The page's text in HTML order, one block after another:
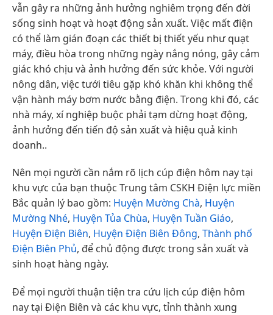
vẫn gây ra những ảnh hưởng nghiêm trọng đến đời
sống sinh hoạt và hoạt động sản xuất. Việc mất điện
có thể làm gián đoạn các thiết bị thiết yếu như quạt
máy, điều hòa trong những ngày nắng nóng, gây cảm
giác khó chịu và ảnh hưởng đến sức khỏe. Với người
nông dân, việc tưới tiêu gặp khó khăn khi không thể
vận hành máy bơm nước bằng điện. Trong khi đó, các
nhà máy, xí nghiệp buộc phải tạm dừng hoạt động,
ảnh hưởng đến tiến độ sản xuất và hiệu quả kinh
doanh..
Nên mọi người cần nắm rõ lịch cúp điện hôm nay tại
khu vực của bạn thuộc Trung tâm CSKH Điện lực miền
Bắc quản lý bao gồm: Huyện Mường Chà, Huyện
Mường Nhé, Huyện Tủa Chùa, Huyện Tuần Giáo,
Huyện Điện Biên, Huyện Điện Biên Đông, Thành phố
Điện Biên Phủ, để chủ động được trong sản xuất và
sinh hoạt hàng ngày.
Để mọi người thuận tiện tra cứu lịch cúp điện hôm
nay tại Điện Biên và các khu vực, tỉnh thành xung